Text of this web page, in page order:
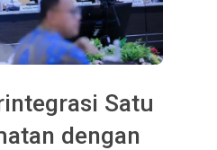
Satu
dengan